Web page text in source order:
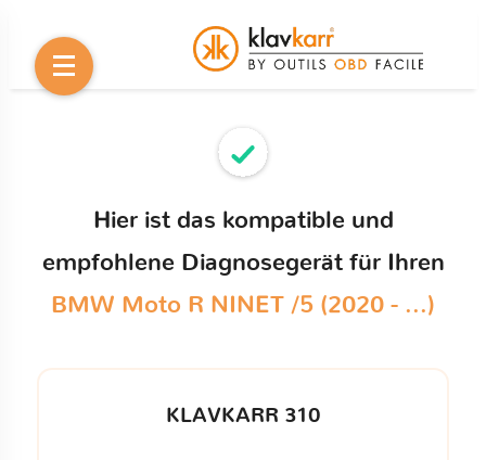
Hier ist das kompatible und
empfohlene Diagnosegerät für Ihren
BMW Moto R NINET /5 (2020 - ...)
KLAVKARR 310